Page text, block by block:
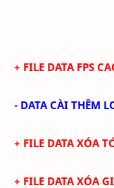
+ FILE DATA FPS
- DATA CÀI THÊM
+ FILE DATA XÓA
+ FILE DATA XÓA